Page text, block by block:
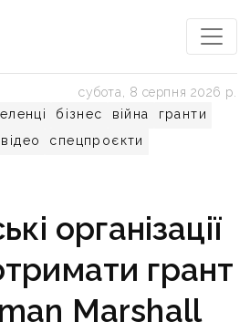
бізнес війна
гранти
відео спецпроєкти
субота, 8 серпня 2026 р.
організації
грант
Marshall